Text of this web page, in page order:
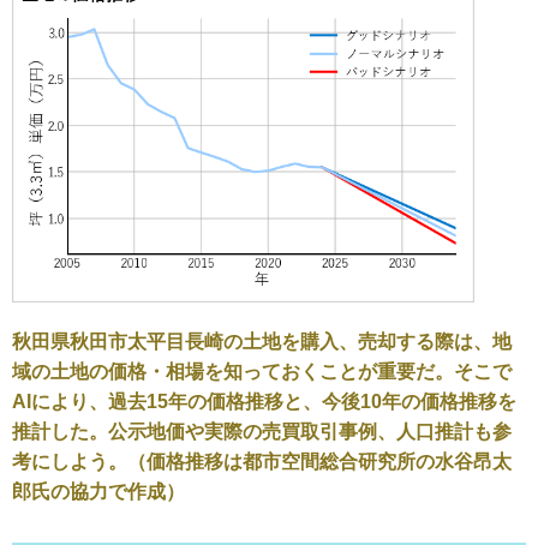
秋田県秋田市太平目長崎の土地を購入、売却する際は、地
域の土地の価格・相場を知っておくことが重要だ。そこで
AIにより、過去15年の価格推移と、今後10年の価格推移を
推計した。公示地価や実際の売買取引事例、人口推計も参
考にしよう。（価格推移は都市空間総合研究所の水谷昂太
郎氏の協力で作成）